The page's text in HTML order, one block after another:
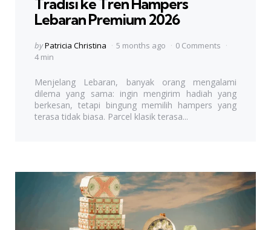
Tradisi ke Tren Hampers
Lebaran Premium 2026
Posted
by
byPatricia Christina 5 months ago
0 Comments
4 min
Menjelang Lebaran, banyak orang mengalami
dilema yang sama: ingin mengirim hadiah yang
berkesan, tetapi bingung memilih hampers yang
terasa tidak biasa. Parcel klasik terasa...